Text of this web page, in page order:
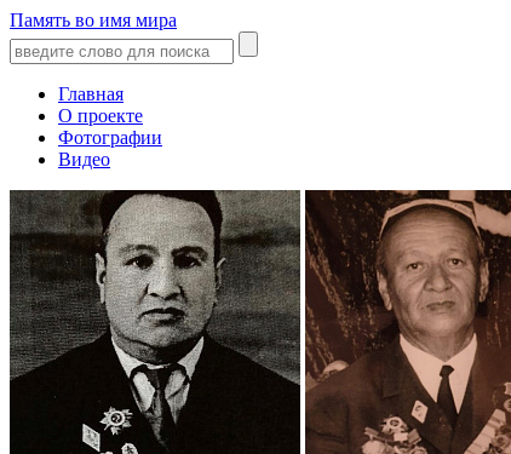
Память во имя мира
Главная
О проекте
Фотографии
Видео